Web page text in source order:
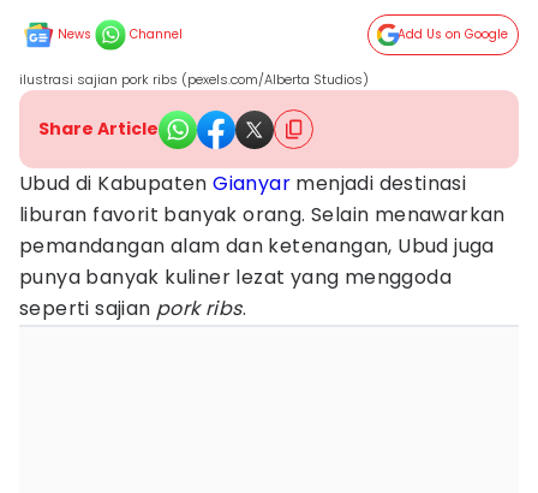
News Channel Add Us on Google
ilustrasi sajian pork ribs (pexels.com/Alberta Studios)
Share Article
Ubud di KabupatenGianyar menjadi destinasi
liburan favorit banyak orang. Selain menawarkan
pemandangan alam dan ketenangan, Ubud juga
punya banyak kuliner lezat yang menggoda
seperti sajian pork ribs.